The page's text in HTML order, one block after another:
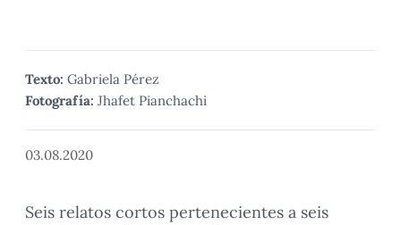
Texto: Gabriela Pérez
Fotografía: Jhafet Pianchachi
03.08.2020
Seis relatos cortos pertenecientes a seis